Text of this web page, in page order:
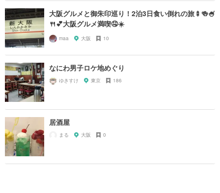
大阪グルメと御朱印巡り！2泊3日食い倒れの旅🍢🍻🍧
🍴💕大阪グルメ満喫🤤☀️
maa 大阪 10
なにわ男子ロケ地めぐり
ゆきすけ 東京 186
居酒屋
まる 大阪 0